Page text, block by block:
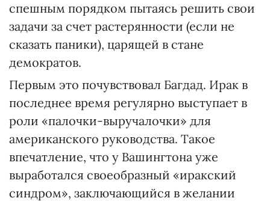
спешным порядком пытаясь решить свои
задачи за счет растерянности (если не
сказать паники), царящей в стане
демократов.
Первым это почувствовал Багдад. Ирак в
последнее время регулярно выступает в
роли «палочки-выручалочки» для
американского руководства. Такое
впечатление, что у Вашингтона уже
выработался своеобразный «иракский
синдром», заключающийся в желании